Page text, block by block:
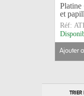
Platine
et
Réf:
ajouter
TRIER